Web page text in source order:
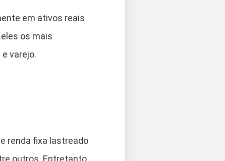
em ativos reais
os mais
varejo.
renda fixa lastreado
outros. Entretanto